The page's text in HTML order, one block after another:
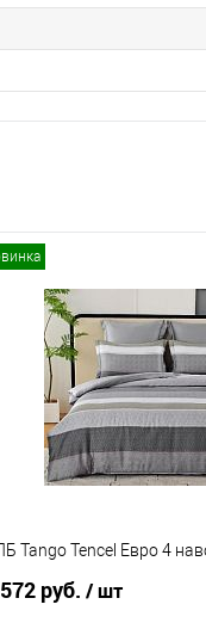
Tango Tencel Евро 4
руб. / шт